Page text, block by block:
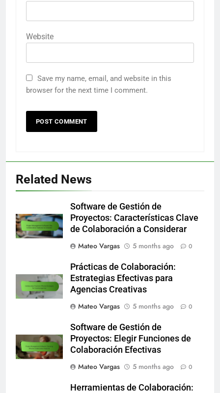
Website
Save my name, email, and website in this
browser for the next time I comment.
Related News
Software de Gestión de
Proyectos: Características Clave
de Colaboración a Considerar
Mateo Vargas
5 months ago 0
Prácticas de Colaboración:
Estrategias Efectivas para
Agencias Creativas
Mateo Vargas
5 months ago 0
Software de Gestión de
Proyectos: Elegir Funciones de
Colaboración Efectivas
Mateo Vargas
5 months ago 0
Herramientas de Colaboración: